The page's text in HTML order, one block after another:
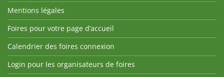
Mentions légales
Foires pour votre page d’accueil
Calendrier des foires connexion
Login pour les organisateurs de foires